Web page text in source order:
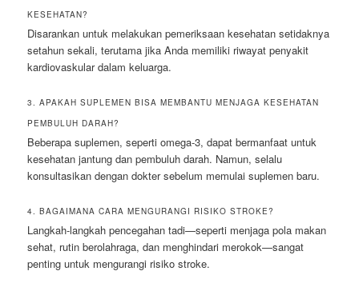
KESEHATAN?
Disarankan untuk melakukan pemeriksaan kesehatan setidaknya
setahun sekali, terutama jika Anda memiliki riwayat penyakit
kardiovaskular dalam keluarga.
3. APAKAH SUPLEMEN BISA MEMBANTU MENJAGA KESEHATAN
PEMBULUH DARAH?
Beberapa suplemen, seperti omega-3, dapat bermanfaat untuk
kesehatan jantung dan pembuluh darah. Namun, selalu
konsultasikan dengan dokter sebelum memulai suplemen baru.
4. BAGAIMANA CARA MENGURANGI RISIKO STROKE?
Langkah-langkah pencegahan tadi—seperti menjaga pola makan
sehat, rutin berolahraga, dan menghindari merokok—sangat
penting untuk mengurangi risiko stroke.